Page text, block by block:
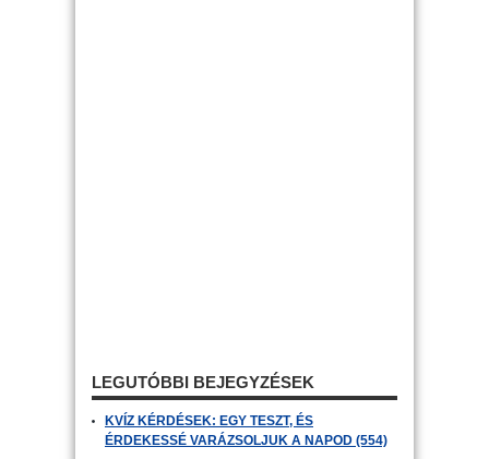
LEGUTÓBBI BEJEGYZÉSEK
KVÍZ KÉRDÉSEK: EGY TESZT, ÉS
ÉRDEKESSÉ VARÁZSOLJUK A NAPOD (554)